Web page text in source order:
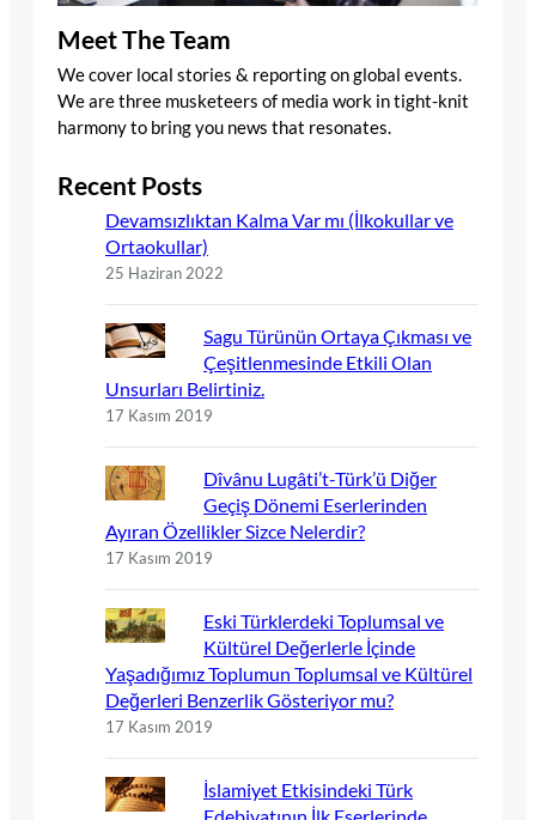
Meet The Team
We cover local stories & reporting on global events.
We are three musketeers of media work in tight-knit
harmony to bring you news that resonates.
Recent Posts
Devamsızlıktan Kalma Var mı (İlkokullar ve
Ortaokullar)
25 Haziran 2022
Sagu Türünün Ortaya Çıkması ve
Çeşitlenmesinde Etkili Olan
Unsurları Belirtiniz.
17 Kasım 2019
Dîvânu Lugâti’t-Türk’ü Diğer
Geçiş Dönemi Eserlerinden
Ayıran Özellikler Sizce Nelerdir?
17 Kasım 2019
Eski Türklerdeki Toplumsal ve
Kültürel Değerlerle İçinde
Yaşadığımız Toplumun Toplumsal ve Kültürel
Değerleri Benzerlik Gösteriyor mu?
17 Kasım 2019
İslamiyet Etkisindeki Türk
Edebiyatının İlk Eserlerinde